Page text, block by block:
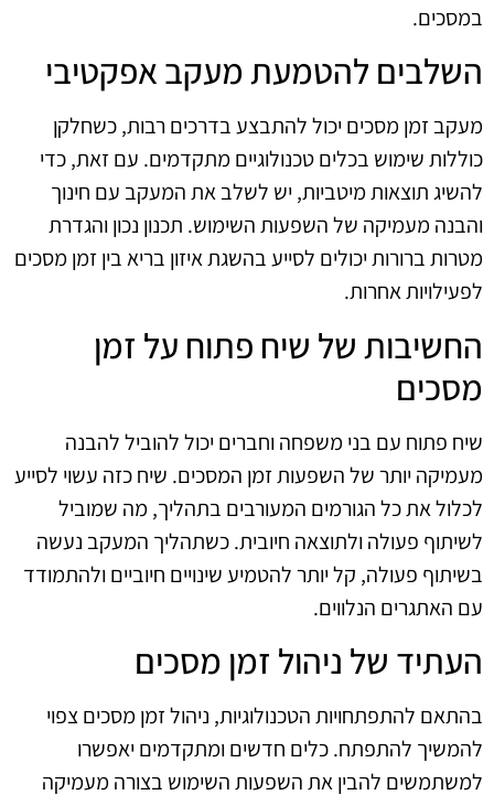
במסכים.
השלבים להטמעת מעקב אפקטיבי
מעקב זמן מסכים יכול להתבצע בדרכים רבות, כשחלקן
כוללות שימוש בכלים טכנולוגיים מתקדמים. עם זאת, כדי
להשיג תוצאות מיטביות, יש לשלב את המעקב עם חינוך
והבנה מעמיקה של השפעות השימוש. תכנון נכון והגדרת
מטרות ברורות יכולים לסייע בהשגת איזון בריא בין זמן מסכים
לפעילויות אחרות.
החשיבות של שיח פתוח על זמן
מסכים
שיח פתוח עם בני משפחה וחברים יכול להוביל להבנה
מעמיקה יותר של השפעות זמן המסכים. שיח כזה עשוי לסייע
לכלול את כל הגורמים המעורבים בתהליך, מה שמוביל
לשיתוף פעולה ולתוצאה חיובית. כשתהליך המעקב נעשה
בשיתוף פעולה, קל יותר להטמיע שינויים חיוביים ולהתמודד
עם האתגרים הנלווים.
העתיד של ניהול זמן מסכים
בהתאם להתפתחויות הטכנולוגיות, ניהול זמן מסכים צפוי
להמשיך להתפתח. כלים חדשים ומתקדמים יאפשרו
למשתמשים להבין את השפעות השימוש בצורה מעמיקה